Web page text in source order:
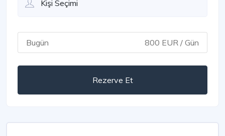
Bugün 800 EUR / Gün
Rezerve Et